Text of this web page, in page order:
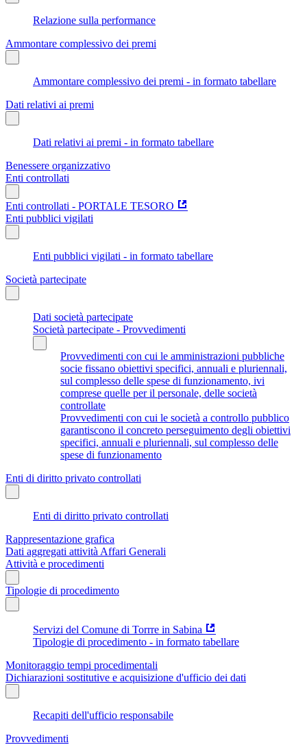
Relazione sulla performance
Ammontare complessivo dei premi
Ammontare complessivo dei premi - in formato tabellare
Dati relativi ai premi
Dati relativi ai premi - in formato tabellare
Benessere organizzativo
Enti controllati
Enti controllati - PORTALE TESORO
Enti pubblici vigilati
Enti pubblici vigilati - in formato tabellare
Società partecipate
Dati società partecipate
Società partecipate - Provvedimenti
Provvedimenti con cui le amministrazioni pubbliche
socie fissano obiettivi specifici, annuali e pluriennali,
sul complesso delle spese di funzionamento, ivi
comprese quelle per il personale, delle società
controllate
Provvedimenti con cui le società a controllo pubblico
garantiscono il concreto perseguimento degli obiettivi
specifici, annuali e pluriennali, sul complesso delle
spese di funzionamento
Enti di diritto privato controllati
Enti di diritto privato controllati
Rappresentazione grafica
Dati aggregati attività Affari Generali
Attività e procedimenti
Tipologie di procedimento
Servizi del Comune di Torrre in Sabina
Tipologie di procedimento - in formato tabellare
Monitoraggio tempi procedimentali
Dichiarazioni sostitutive e acquisizione d'ufficio dei dati
Recapiti dell'ufficio responsabile
Provvedimenti